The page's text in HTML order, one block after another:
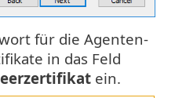
für die Agenten-
in das Feld
ein.